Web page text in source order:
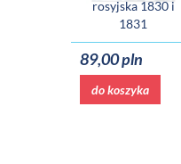
rosyjska 1830 i
1831
89,00 pln
do koszyka